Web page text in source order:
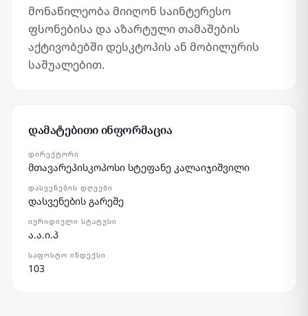
მონაწილეობა მიიღონ საინტერესო
ფსონებისა და აზარტული თამაშების
აქტივობებში დესკტოპის ან მობილურის
საშუალებით.
დამატებითი ინფორმაცია
ᲓᲘᲠᲔᲥᲢᲝᲠᲘ
მთავარეპისკოპოსი სტეფანე კალაიჯიშვილი
ᲓᲐᲡᲕᲔᲜᲔᲑᲘᲡ ᲓᲦᲔᲔᲑᲘ
დასვენების გარეშე
ᲘᲣᲠᲘᲓᲘᲣᲚᲘ ᲡᲢᲐᲢᲣᲡᲘ
ა.ა.ი.პ
ᲡᲐᲤᲝᲡᲢᲝ ᲘᲜᲓᲔᲥᲡᲘ
103